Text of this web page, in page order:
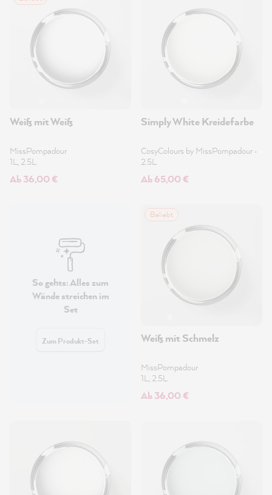
Weiß mit Weiß
MissPompadour
1L, 2.5L
Ab 36,00 €
Simply White Kreidefarbe
CosyColours by MissPompadour •
2.5L
Ab 65,00 €
So gehts: Alles zum
Wände streichen im
Set
Zum Produkt-Set
Beliebt
Weiß mit Schmelz
MissPompadour
1L, 2.5L
Ab 36,00 €